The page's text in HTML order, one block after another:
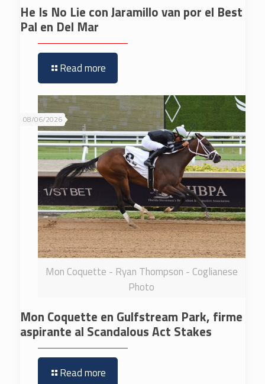
He Is No Lie con Jaramillo van por el Best
Pal en Del Mar
Read more
Mon Coquette - Ryan Thompson - Coglianese
Photo
08/06/2026
Mon Coquette en Gulfstream Park, firme
aspirante al Scandalous Act Stakes
Read more